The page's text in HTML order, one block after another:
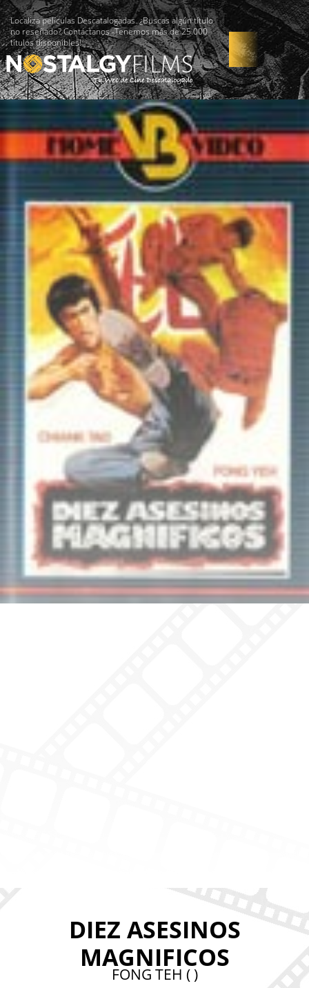
Localiza películas Descatalogadas. ¿Buscas algún título
no reseñado? Contáctanos -Tenemos más de 25.000
títulos disponibles!
DIEZ ASESINOS
MAGNIFICOS
FONG TEH ( )